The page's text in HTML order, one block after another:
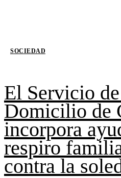
SOCIEDAD
El Servicio
Domicilio de
incorpora
respiro
contra la